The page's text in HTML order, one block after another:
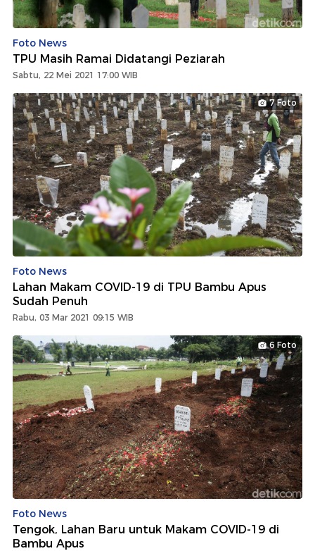
Foto News
TPU Masih Ramai Didatangi Peziarah
Sabtu, 22 Mei 2021 17:00 WIB
7 Foto
Foto News
Lahan Makam COVID-19 di TPU Bambu Apus
Sudah Penuh
Rabu, 03 Mar 2021 09:15 WIB
6 Foto
Foto News
Tengok, Lahan Baru untuk Makam COVID-19 di
Bambu Apus